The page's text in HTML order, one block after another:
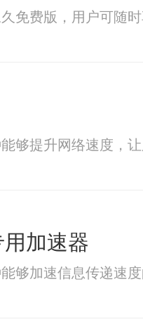
免费版，用户可随
够提升网络速度，
加速器
够加速信息传递速